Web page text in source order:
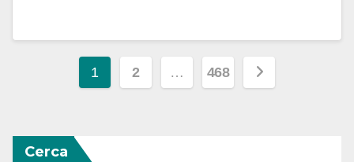
Paginazione
articoli
1 2 … 468
Cerca